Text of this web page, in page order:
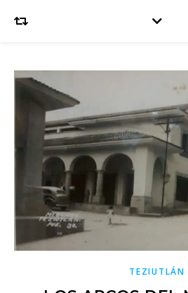
TEZIUTLÁN